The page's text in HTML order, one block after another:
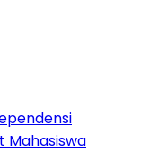
Mahasiswa